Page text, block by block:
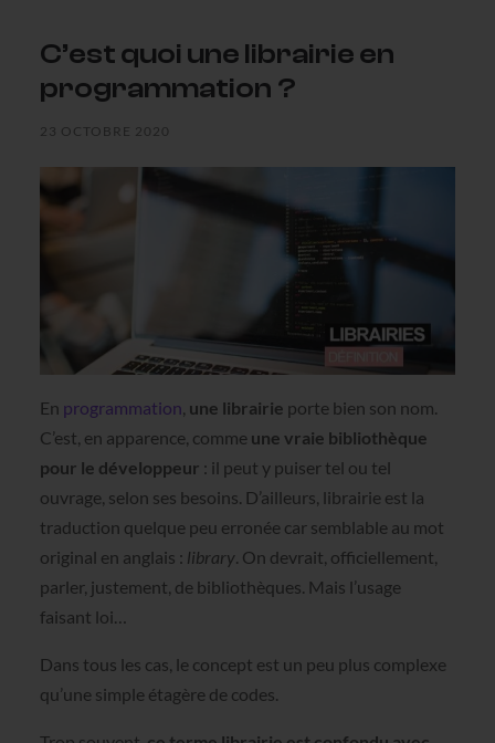
C’est quoi une librairie en
programmation ?
23 OCTOBRE 2020
En programmation, une librairie porte bien son nom.
C’est, en apparence, comme une vraie bibliothèque
pour le développeur : il peut y puiser tel ou tel
ouvrage, selon ses besoins. D’ailleurs, librairie est la
traduction quelque peu erronée car semblable au mot
original en anglais : library. On devrait, officiellement,
parler, justement, de bibliothèques. Mais l’usage
faisant loi…
Dans tous les cas, le concept est un peu plus complexe
qu’une simple étagère de codes.